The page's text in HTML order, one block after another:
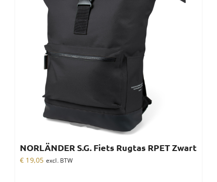
NORLÄNDER S.G. Fiets Rugtas RPET Zwart
€ 19,05 excl. BTW